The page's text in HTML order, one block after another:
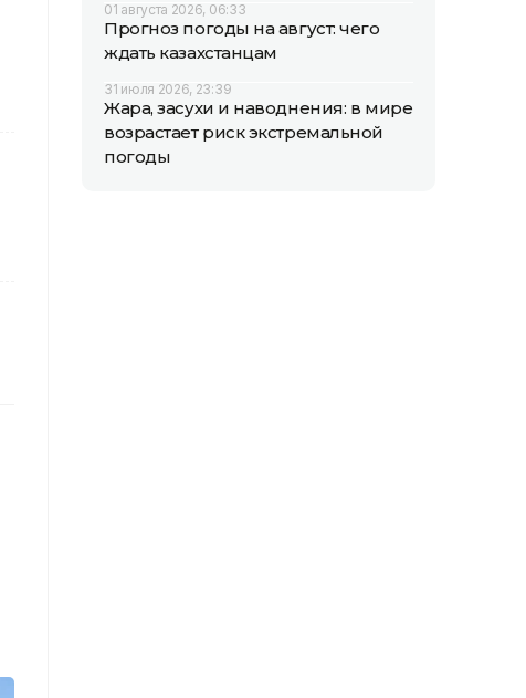
01 августа 2026, 06:33
Прогноз погоды на август: чего
ждать казахстанцам
31 июля 2026, 23:39
Жара, засухи и наводнения: в мире
возрастает риск экстремальной
погоды